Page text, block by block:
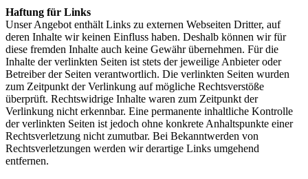
Haftung für Links
Unser Angebot enthält Links zu externen Webseiten Dritter, auf
deren Inhalte wir keinen Einfluss haben. Deshalb können wir für
diese fremden Inhalte auch keine Gewähr übernehmen. Für die
Inhalte der verlinkten Seiten ist stets der jeweilige Anbieter oder
Betreiber der Seiten verantwortlich. Die verlinkten Seiten wurden
zum Zeitpunkt der Verlinkung auf mögliche Rechtsverstöße
überprüft. Rechtswidrige Inhalte waren zum Zeitpunkt der
Verlinkung nicht erkennbar. Eine permanente inhaltliche Kontrolle
der verlinkten Seiten ist jedoch ohne konkrete Anhaltspunkte einer
Rechtsverletzung nicht zumutbar. Bei Bekanntwerden von
Rechtsverletzungen werden wir derartige Links umgehend
entfernen.